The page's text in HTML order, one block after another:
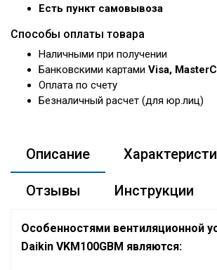
Есть пункт самовывоза
Способы оплаты товара
Наличными при получении
Банковскими картами Visa,
Оплата по счету
Безналичный расчет (для юр.лиц)
Описание
Отзывы Инструкции
Особенностями вентиляционной
Daikin VKM100GBM являются: